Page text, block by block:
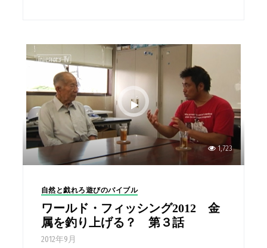
1,723
自然と戯れろ遊びのバイブル
ワールド・フィッシング2012 金
属を釣り上げる？ 第３話
2012年9月